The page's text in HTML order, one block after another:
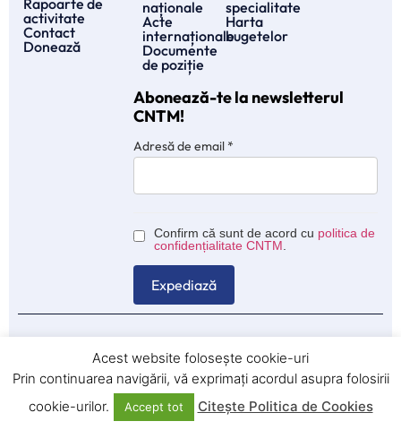
Rapoarte de
activitate
Contact
Donează
naționale
Acte
internaționale
Documente
de poziție
specialitate
Harta
bugetelor
Abonează-te la newsletterul
CNTM!
Adresă de email*
Confirm că sunt de acord cu politica de
confidențialitate CNTM
© 2025 CNTM – Consiliul Naţional al Tineretului din Moldova.
Această pagină web este finanțată de Uniunea Europeană.
Acest website folosește cookie-uri
Prin continuarea navigării, vă exprimați acordul asupra folosirii
cookie-urilor.
Accept tot Citește Politica de Cookies